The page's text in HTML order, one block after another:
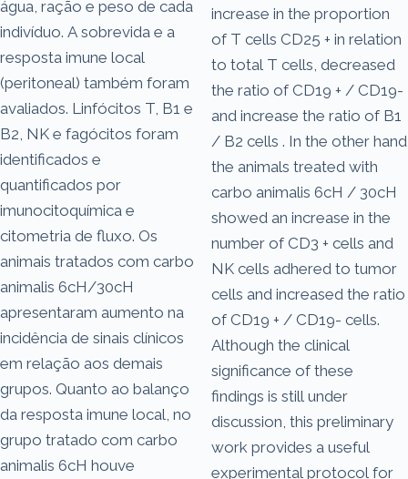
água, ração e peso de cada
indivíduo. A sobrevida e a
resposta imune local
(peritoneal) também foram
avaliados. Linfócitos T, B1 e
B2, NK e fagócitos foram
identificados e
quantificados por
imunocitoquímica e
citometria de fluxo. Os
animais tratados com carbo
animalis 6cH/30cH
apresentaram aumento na
incidência de sinais clínicos
em relação aos demais
grupos. Quanto ao balanço
da resposta imune local, no
grupo tratado com carbo
animalis 6cH houve
increase in the proportion
of T cells CD25 + in relation
to total T cells, decreased
the ratio of CD19 + / CD19-
and increase the ratio of B1
/ B2 cells . In the other hand
the animals treated with
carbo animalis 6cH / 30cH
showed an increase in the
number of CD3 + cells and
NK cells adhered to tumor
cells and increased the ratio
of CD19 + / CD19- cells.
Although the clinical
significance of these
findings is still under
discussion, this preliminary
work provides a useful
experimental protocol for